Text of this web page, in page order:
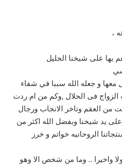
،
بها على شيخنا الجليل
معها و جعله الله سببا في شفاء
فى الحلال ,وكم من ام ردت
من العقم وتاخر الانجاب ورجال
يد شيخنا وبفضل الله اكثر من
الروحانيه خواتم و خرز
واخيرا .. وما من شخص الا وهو